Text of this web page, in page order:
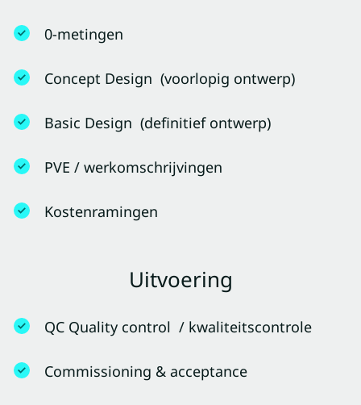
0-metingen
Concept Design (voorlopig ontwerp)
Basic Design (definitief ontwerp)
PVE / werkomschrijvingen
Kostenramingen
Uitvoering
QC Quality control / kwaliteitscontrole
Commissioning & acceptance